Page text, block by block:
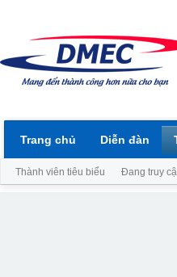
Trang chủ Diễn đàn
Thành viên tiêu biểu Đang truy